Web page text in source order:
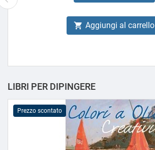
 Aggiungi al carrello
LIBRI PER DIPINGERE
Prezzo scontato